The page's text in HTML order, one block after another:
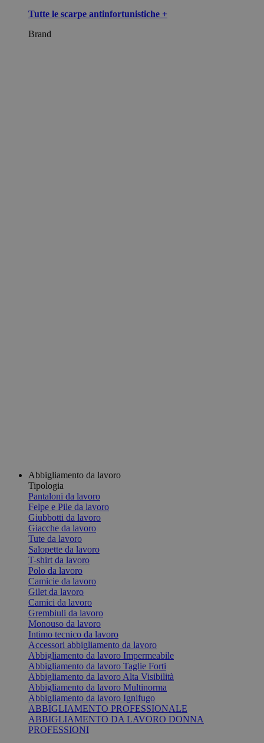
Tutte le scarpe antinfortunistiche +
Brand
Abbigliamento da lavoro
Tipologia
Pantaloni da lavoro
Felpe e Pile da lavoro
Giubbotti da lavoro
Giacche da lavoro
Tute da lavoro
Salopette da lavoro
T-shirt da lavoro
Polo da lavoro
Camicie da lavoro
Gilet da lavoro
Camici da lavoro
Grembiuli da lavoro
Monouso da lavoro
Intimo tecnico da lavoro
Accessori abbigliamento da lavoro
Abbigliamento da lavoro Impermeabile
Abbigliamento da lavoro Taglie Forti
Abbigliamento da lavoro Alta Visibilità
Abbigliamento da lavoro Multinorma
Abbigliamento da lavoro Ignifugo
ABBIGLIAMENTO PROFESSIONALE
ABBIGLIAMENTO DA LAVORO DONNA
PROFESSIONI